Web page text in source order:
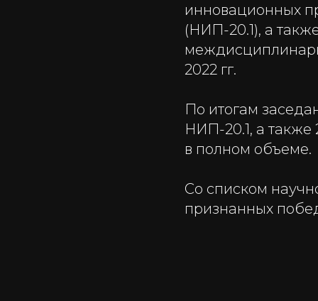
инновационных
(НИП-20.1), а
2022 гг.
По итогам
НИП-20.1, а
в полном объеме.
Со списком
признанных